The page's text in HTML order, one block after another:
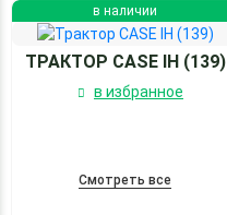
в наличии
ТРАКТОР CASE IH (139)
в избранное
Смотреть все